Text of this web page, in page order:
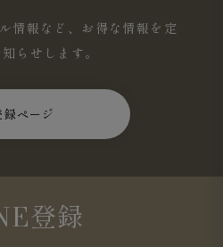
情報など、お得な情報を定
らせします。
録ページ
登録